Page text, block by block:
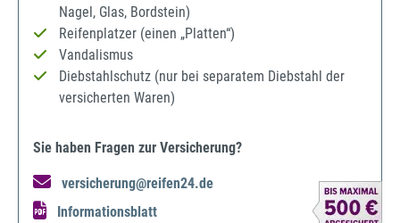
Nagel, Glas, Bordstein)
Reifenplatzer (einen „Platten“)
Vandalismus
Diebstahlschutz (nur bei separatem Diebstahl der
versicherten Waren)
Sie haben Fragen zur Versicherung?
versicherung@reifen24.de
Informationsblatt